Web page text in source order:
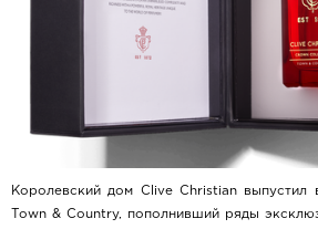
Королевский дом Clive Christian выпустил
Town & Country, пополнивший ряды